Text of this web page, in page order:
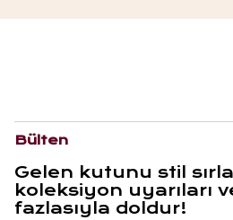
Bülten
Gelen kutunu stil
koleksiyon uyarıları
fazlasıyla doldur!